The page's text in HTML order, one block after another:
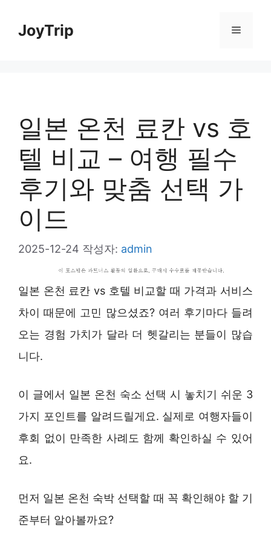
JoyTrip 메
일본 온천 료칸 vs 호
텔 비교 – 여행 필수
후기와 맞춤 선택 가
이드
2025-12-24 작성자: admin
일본 온천 료칸 vs 호텔 비교할 때 가격과 서비스
차이 때문에 고민 많으셨죠? 여러 후기마다 들려
오는 경험 가치가 달라 더 헷갈리는 분들이 많습
니다.
이 글에서 일본 온천 숙소 선택 시 놓치기 쉬운 3
가지 포인트를 알려드릴게요. 실제로 여행자들이
후회 없이 만족한 사례도 함께 확인하실 수 있어
요.
먼저 일본 온천 숙박 선택할 때 꼭 확인해야 할 기
준부터 알아볼까요?